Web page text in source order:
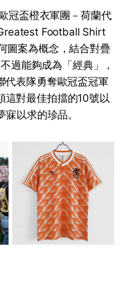
冠盃橙衣軍團－荷蘭代
Football Shirt
圖案為概念，結合對疊
過能夠成為「經典」，
代表隊勇奪歐冠盃冠軍
這對最佳拍擋的10號以
以求的珍品。